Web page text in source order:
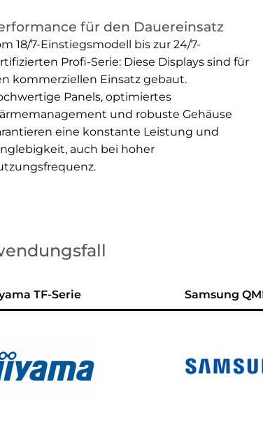
für den Dauereinsatz
18/7-Einstiegsmodell bis zur 24/7-
Profi-Serie: Diese Displays sind für
kommerziellen Einsatz gebaut.
Panels, optimiertes
und robuste Gehäuse
eine konstante Leistung und
auch bei hoher
TF-Serie Samsung